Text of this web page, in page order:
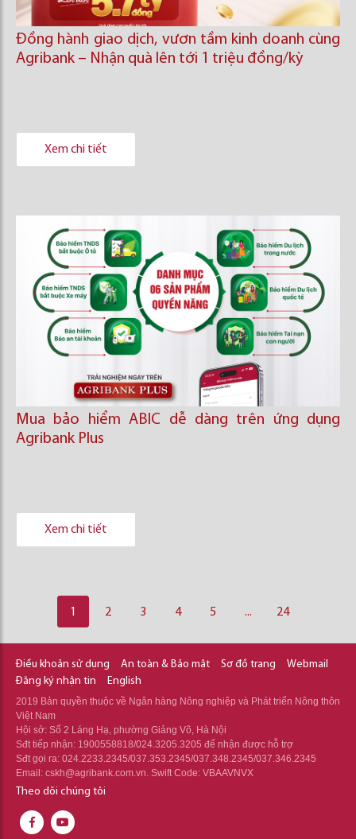
Đồng hành giao dịch, vươn tầm kinh doanh cùng
Agribank – Nhận quà lên tới 1 triệu đồng/kỳ
Xem chi tiết
Mua bảo hiểm ABIC dễ dàng trên ứng dụng
Agribank Plus
Xem chi tiết
1 2 3 4 5 ... 24
Điều khoản sử dụng An toàn & Bảo mật Sơ đồ trang
Webmail
Đăng ký nhận tin
English
2019 Bản quyền thuộc về Ngân hàng Nông nghiệp và Phát triển Nông thôn
Việt Nam
Hội sở: Số 2 Láng Hạ, phường Giảng Võ, Hà Nội
Sđt tiếp nhận: 1900558818/024.3205.3205 để nhận được hỗ trợ
Sđt gọi ra: 024.2233.2345/037.353.2345/037.348.2345/037.346.2345
Email: cskh@agribank.com.vn. Swift Code: VBAAVNVX
Theo dõi chúng tôi